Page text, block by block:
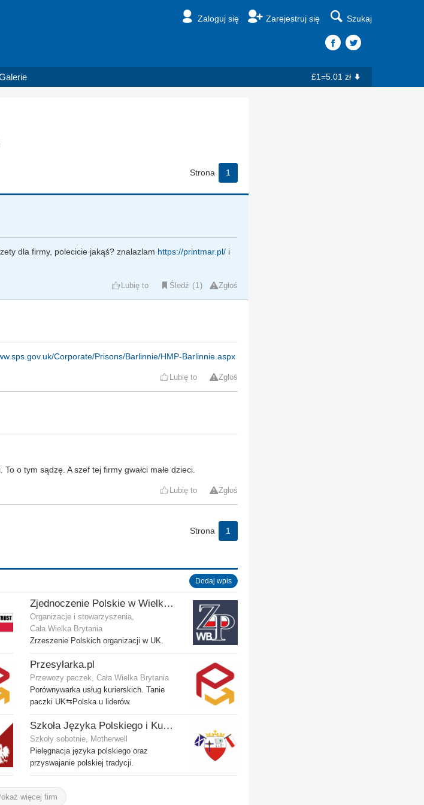
Zaloguj się Zarejestruj się Szukaj
£1=5.01 zł
Strona 1
dla firmy, polecicie jakąś? znalazlam https://printmar.pl/ i
Lubię to Śledź 1 Zgłoś
Corporate/Prisons/Barlinnie/HMP-Barlinnie.aspx
Lubię to Zgłoś
o tym sądzę. A szef tej firmy gwałci małe dzieci.
Lubię to Zgłoś
Strona 1
Dodaj wpis
Zjednoczenie Polskie w Wielkiej Brytanii
Organizacje i stowarzyszenia,
Cała Wielka Brytania
Zrzeszenie Polskich organizacji w UK.
Przesyłarka.pl
Przewozy paczek, Cała Wielka Brytania
Porównywarka usług kurierskich. Tanie
paczki UK⇆Polska u liderów.
Szkoła Języka Polskiego i Kultury w Motherwell
Szkoły sobotnie, Motherwell
Pielęgnacja języka polskiego oraz
przyswajanie polskiej tradycji.
więcej firm